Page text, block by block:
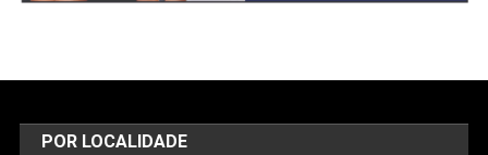
POR LOCALIDADE